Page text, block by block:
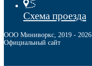
Схема проезда
ООО Миниворкс, 2019 - 2026
Официальный сайт